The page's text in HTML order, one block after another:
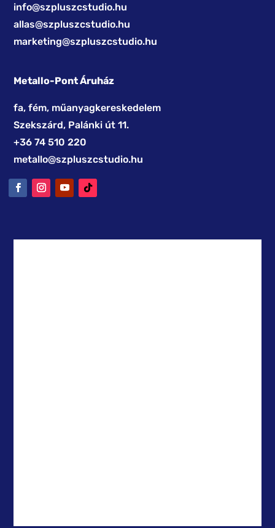
info@szpluszcstudio.hu
allas@szpluszcstudio.hu
marketing@szpluszcstudio.hu
Metallo-Pont Áruház
fa, fém, műanyagkereskedelem
Szekszárd, Palánki út 11.
+36 74 510 220
metallo@szpluszcstudio.hu